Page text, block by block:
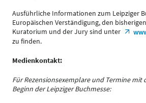
Ausführliche Informationen zum Leipziger
Europäischen Verständigung, den
Kuratorium und der Jury sind unter
zu finden.
Medienkontakt:
Für Rezensionsexemplare und Termine mit
Beginn der Leipziger Buchmesse: